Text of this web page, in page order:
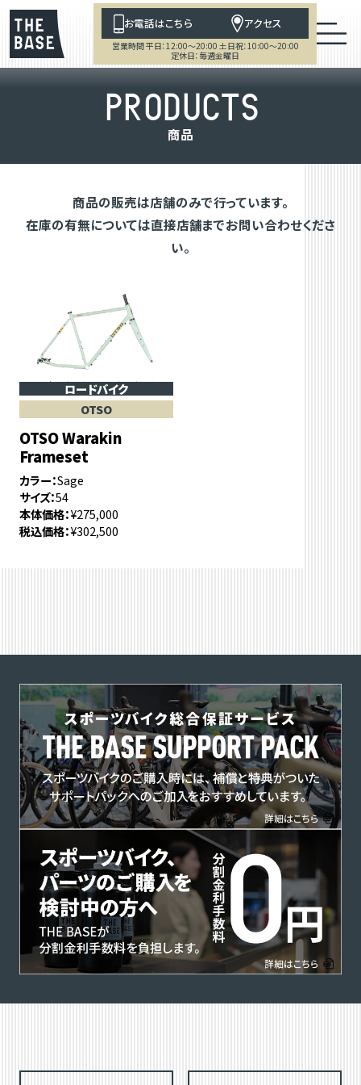
お電話はこちら アクセス
営業時間 平日：12:00～20:00 土日祝：10:00～20:00
定休日：毎週金曜日
PRODUCTS
商品
商品の販売は店舗のみで行っています。
在庫の有無については直接店舗までお問い合わせくださ
い。
ロードバイク
OTSO
OTSO Warakin
Frameset
カラー Sage
サイズ 54
本体価格 ¥275,000
税込価格 ¥302,500